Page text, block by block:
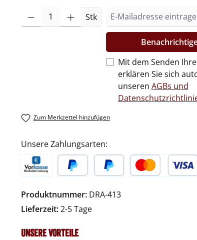
Stk
Mit dem Senden
erklären Sie sich
unseren AGBs und
Zum Merkzettel hinzufügen
Unsere Zahlungsarten:
Produktnummer: DRA-413
Lieferzeit:2-5 Tage
Unsere Vorteile